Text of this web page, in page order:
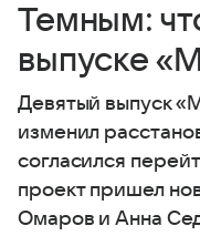
Темным:
выпуске
Девятый выпуск
изменил
согласился
проект пришел
Омаров и Анна